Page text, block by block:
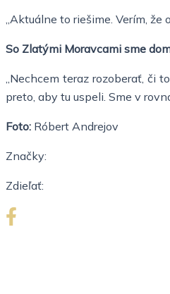
„Aktuálne to riešime. Verím,
So Zlatými Moravcami sme
„Nechcem teraz rozoberať, či
preto, aby tu uspeli. Sme v
Foto: Róbert Andrejov
Značky:
Zdieľať: